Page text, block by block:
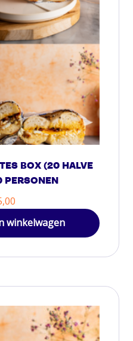
BOX (20 HALVE
PERSONEN
winkelwagen